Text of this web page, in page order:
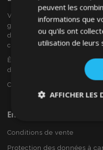
VTV voiture est un
gros d'accessoires
déflecteurs de vent,
couvertures de chrome et
Êtes-vous intéressé par
devenir notre partenaire?
Contactez-nous dès
En Savoir Plus Sur
Conditions de vente
Protection des données à
peuvent les
informations que
ou qu'ils ont
utilisation de leurs
AFFICHER LES